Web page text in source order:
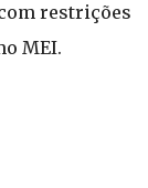
restrições
MEI.